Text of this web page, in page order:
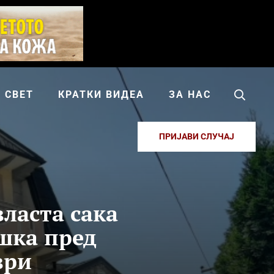
СВЕТ КРАТКИ ВИДЕА ЗА НАС
ПРИЈАВИ СЛУЧАЈ
сака
пред